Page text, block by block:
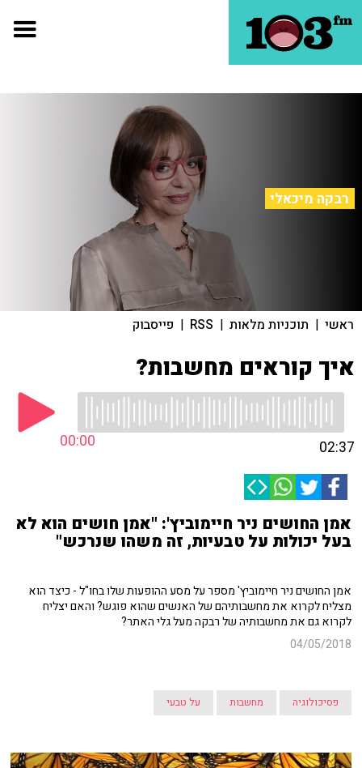
רבקה מיכאלי
ראשי | תוכניות מלאות |
RSS
| פייסבוק
איך קוראים מחשבות?
00:00 02:37
אמן החושים ניר חיימוביץ': "אמן חושים הוא לא
בעל יכולות על טבעיות, זה משהו שנרכש"
אמן החושים ניר חיימוביץ' מספר על מסע ההופעות שלו בחו"ל - כיצד הוא
מצליח לקרוא את מחשבותיהם של האנשים שהוא פוגש? והאם יצליח
לקרוא גם את מחשבותיה של רבקה מעל גלי האתר?
04/05/2018
פסיכולוגיה מחשבות על טבעי